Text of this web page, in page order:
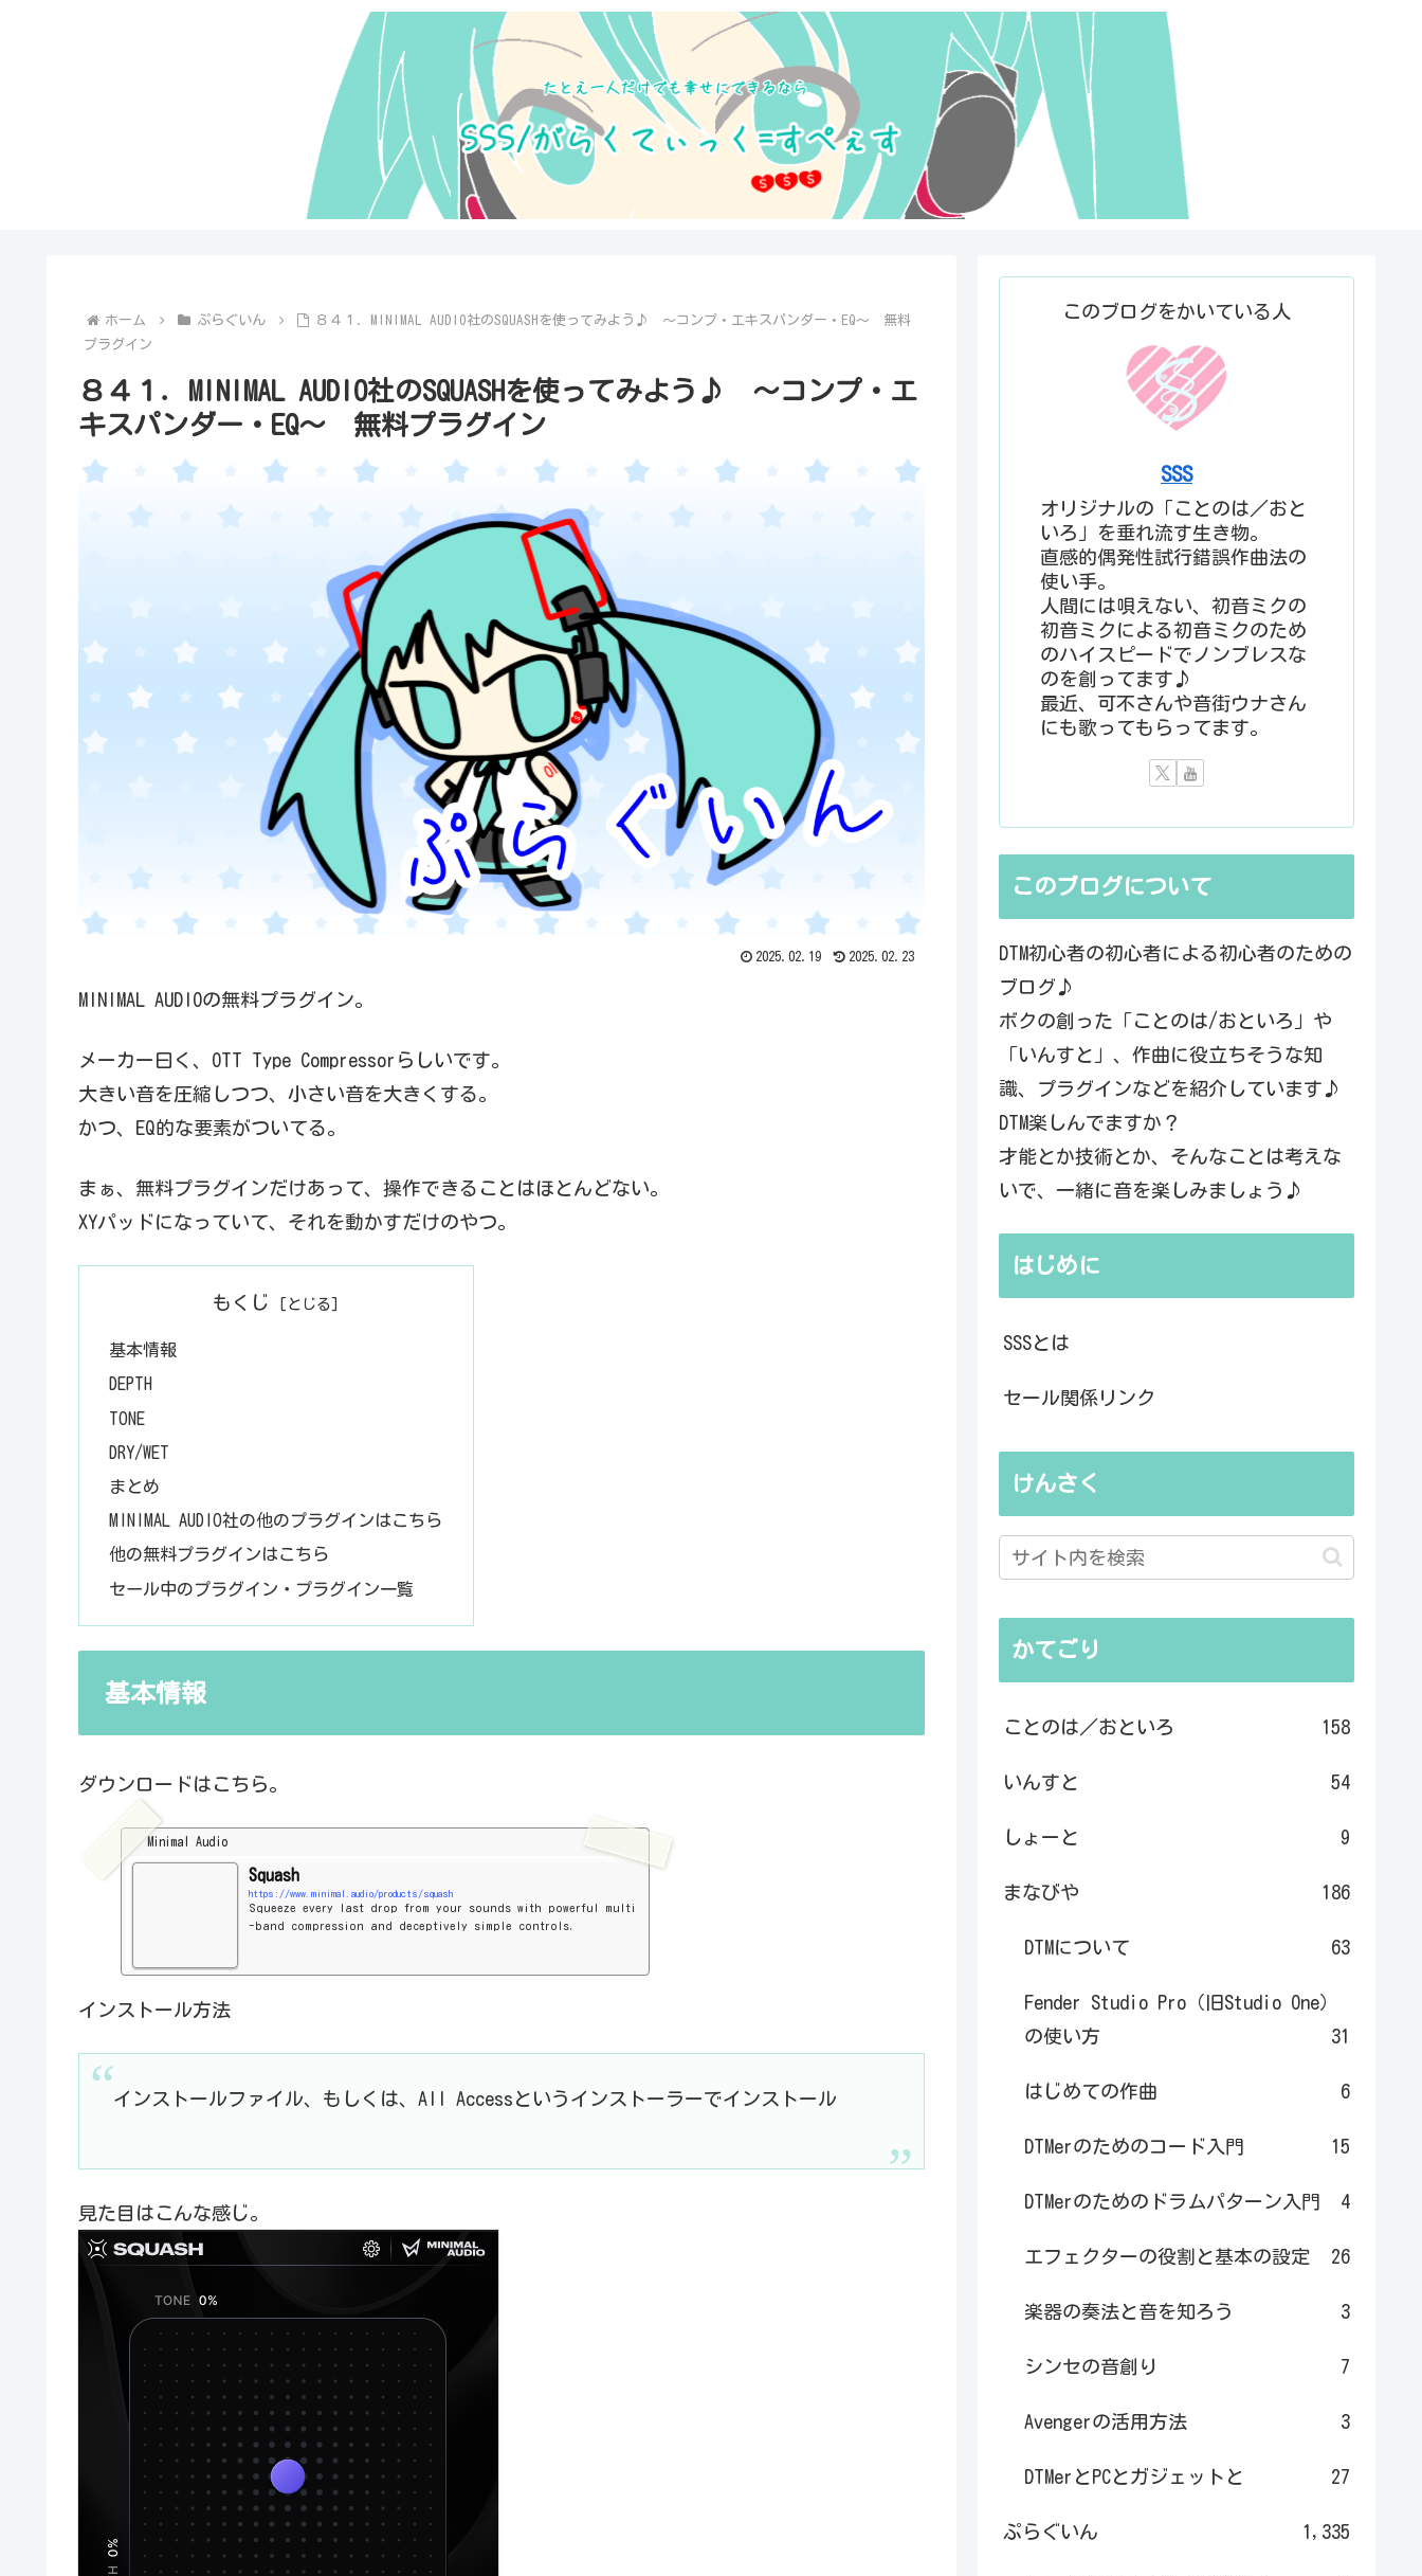
ホーム ぷらぐいん
８４１．MINIMAL AUDIO社のSQUASHを使ってみよう♪ ～コンプ・エキスパンダー・EQ～ 無料
プラグイン
８４１．MINIMAL AUDIO社のSQUASHを使ってみよう♪ ～コンプ・エ
キスパンダー・EQ～ 無料プラグイン
2025.02.19 2025.02.23
MINIMAL AUDIOの無料プラグイン。
メーカー曰く、OTT Type Compressorらしいです。
大きい音を圧縮しつつ、小さい音を大きくする。
かつ、EQ的な要素がついてる。
まぁ、無料プラグインだけあって、操作できることはほとんどない。
XYパッドになっていて、それを動かすだけのやつ。
もくじ
基本情報
DEPTH
TONE
DRY/WET
まとめ
MINIMAL AUDIO社の他のプラグインはこちら
他の無料プラグインはこちら
セール中のプラグイン・プラグイン一覧
基本情報
ダウンロードはこちら。
Minimal Audio
Squash
https://www.minimal.audio/products/squash
Squeeze every last drop from your sounds with powerful multi
-band compression and deceptively simple controls.
インストール方法
インストールファイル、もしくは、All Accessというインストーラーでインストール
見た目はこんな感じ。
このブログをかいている人
SSS
オリジナルの「ことのは／おと
いろ」を垂れ流す生き物。
直感的偶発性試行錯誤作曲法の
使い手。
人間には唄えない、初音ミクの
初音ミクによる初音ミクのため
のハイスピードでノンブレスな
のを創ってます♪
最近、可不さんや音街ウナさん
にも歌ってもらってます。
このブログについて
DTM初心者の初心者による初心者のための
ブログ♪
ボクの創った「ことのは/おといろ」や
「いんすと」、作曲に役立ちそうな知
識、プラグインなどを紹介しています♪
DTM楽しんでますか？
才能とか技術とか、そんなことは考えな
いで、一緒に音を楽しみましょう♪
はじめに
SSSとは
セール関係リンク
けんさく
かてごり
ことのは／おといろ 158
いんすと 54
しょーと 9
まなびや 186
DTMについて 63
Fender Studio Pro（旧Studio One）
の使い方
31
はじめての作曲 6
DTMerのためのコード入門 15
DTMerのためのドラムパターン入門 4
エフェクターの役割と基本の設定 26
楽器の奏法と音を知ろう 3
シンセの音創り 7
Avengerの活用方法 3
DTMerとPCとガジェットと 27
ぷらぐいん 1,335